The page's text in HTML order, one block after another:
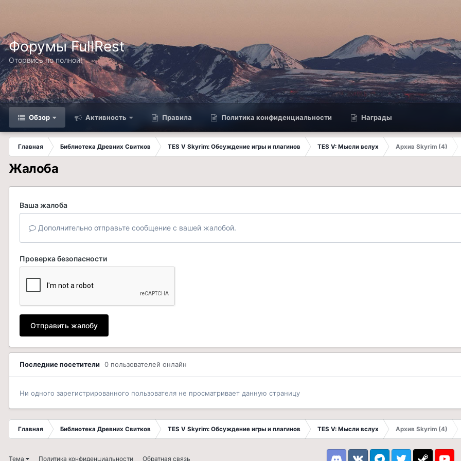
Форумы FullRest
Оторвись по полной!
Обзор Активность Правила Политика конфиденциальности Награды
Главная Библиотека Древних Свитков TES V Skyrim: Обсуждение игры и плагинов TES V: Мысли вслух
Архив Skyrim (4)
Жалоба
Ваша жалоба
Дополнительно отправьте сообщение с вашей жалобой.
Проверка безопасности
Отправить жалобу
Последние посетители 0 пользователей онлайн
Ни одного зарегистрированного пользователя не просматривает данную страницу
Главная Библиотека Древних Свитков TES V Skyrim: Обсуждение игры и плагинов TES V: Мысли вслух Архив Skyrim (4)
Тема Политика конфиденциальности Обратная связь